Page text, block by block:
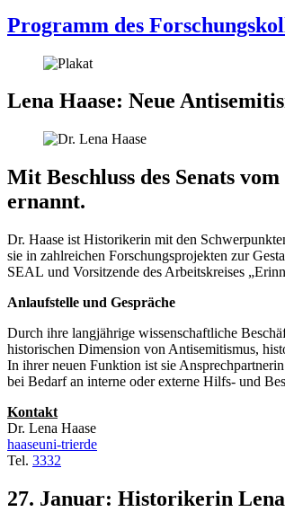
Programm des
Lena Haase: Neue
Mit Beschluss des Senats
ernannt.
Dr. Haase ist Historikerin mit den
sie in zahlreichen Forschungsprojekten zur
SEAL und Vorsitzende des Arbeitskreises
Anlaufstelle und Gespräche
Durch ihre langjährige wissenschaftliche
historischen Dimension von Antisemitismus,
In ihrer neuen Funktion ist sie
bei Bedarf an interne oder externe Hilfs- und
Kontakt
Dr. Lena Haase
haaseuni-trierde
Tel. 3332
27. Januar: Historikerin